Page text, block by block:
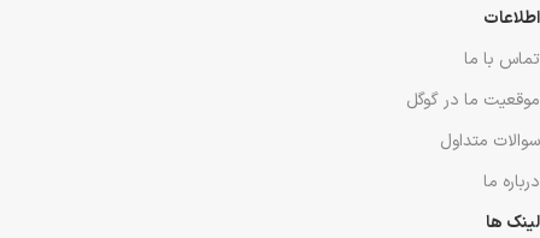
اطلاعات
تماس با ما
موقعیت ما در گوگل
سوالات متداول
درباره ما
لینک ها